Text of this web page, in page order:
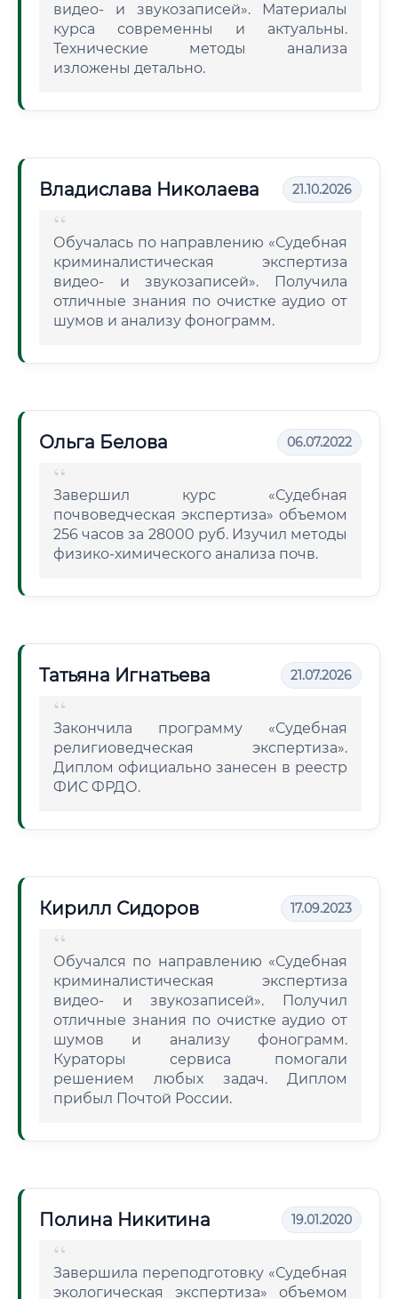
видео- и звукозаписей». Материалы
курса современны и актуальны.
Технические методы анализа
изложены детально.
Владислава Николаева 21.10.2026
Обучалась по направлению «Судебная
криминалистическая экспертиза
видео- и звукозаписей». Получила
отличные знания по очистке аудио от
шумов и анализу фонограмм.
Ольга Белова 06.07.2022
Завершил курс «Судебная
почвоведческая экспертиза» объемом
256 часов за 28000 руб. Изучил методы
физико-химического анализа почв.
Татьяна Игнатьева 21.07.2026
Закончила программу «Судебная
религиоведческая экспертиза».
Диплом официально занесен в реестр
ФИС ФРДО.
Кирилл Сидоров 17.09.2023
Обучался по направлению «Судебная
криминалистическая экспертиза
видео- и звукозаписей». Получил
отличные знания по очистке аудио от
шумов и анализу фонограмм.
Кураторы сервиса помогали
решением любых задач. Диплом
прибыл Почтой России.
Полина Никитина 19.01.2020
Завершила переподготовку «Судебная
экологическая экспертиза» объемом